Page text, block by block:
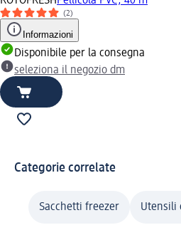
(2)
Informazioni
Disponibile per la consegna
seleziona il negozio dm
Categorie correlate
Sacchetti freezer Utensili